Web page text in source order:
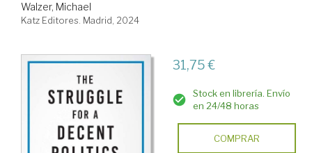
Walzer, Michael
Katz Editores. Madrid, 2024
31,75 €
Stock en librería. Envío
en 24/48 horas
COMPRAR